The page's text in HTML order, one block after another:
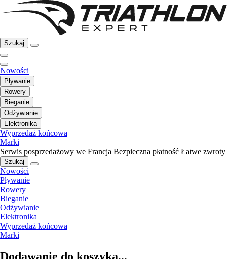
Szukaj
Nowości
Pływanie
Rowery
Bieganie
Odżywianie
Elektronika
Wyprzedaż końcowa
Marki
Serwis posprzedażowy we Francja Bezpieczna płatność Łatwe zwroty
Szukaj
Nowości
Pływanie
Rowery
Bieganie
Odżywianie
Elektronika
Wyprzedaż końcowa
Marki